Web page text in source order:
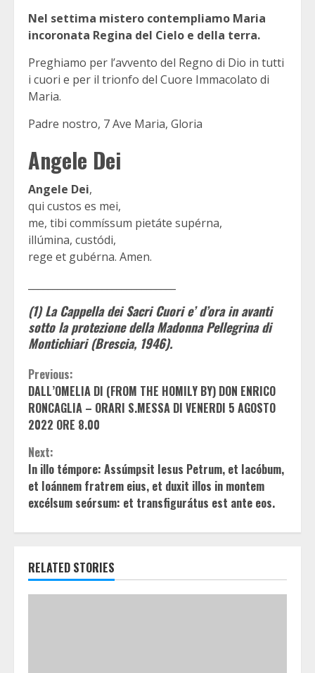
Nel settima mistero contempliamo Maria
incoronata Regina del Cielo e della terra.
Preghiamo per l’avvento del Regno di Dio in tutti
i cuori e per il trionfo del Cuore Immacolato di
Maria.
Padre nostro, 7 Ave Maria, Gloria
Angele Dei
Angele Dei,
qui custos es mei,
me, tibi commíssum pietáte supérna,
illúmina, custódi,
rege et gubérna. Amen.
(1) La Cappella dei Sacri Cuori e’ d’ora in avanti
sotto la protezione della Madonna Pellegrina di
Montichiari (Brescia, 1946).
Continue
Reading
Previous:
DALL’OMELIA DI (FROM THE HOMILY BY) DON ENRICO
RONCAGLIA – ORARI S.MESSA DI VENERDI 5 AGOSTO
2022 ORE 8.00
Next:
In illo témpore: Assúmpsit Iesus Petrum, et Iacóbum,
et Ioánnem fratrem eius, et duxit illos in montem
excélsum seórsum: et transfigurátus est ante eos.
RELATED STORIES